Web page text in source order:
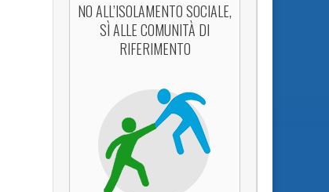
NO ALL’ISOLAMENTO SOCIALE,
SÌ ALLE COMUNITÀ DI
RIFERIMENTO